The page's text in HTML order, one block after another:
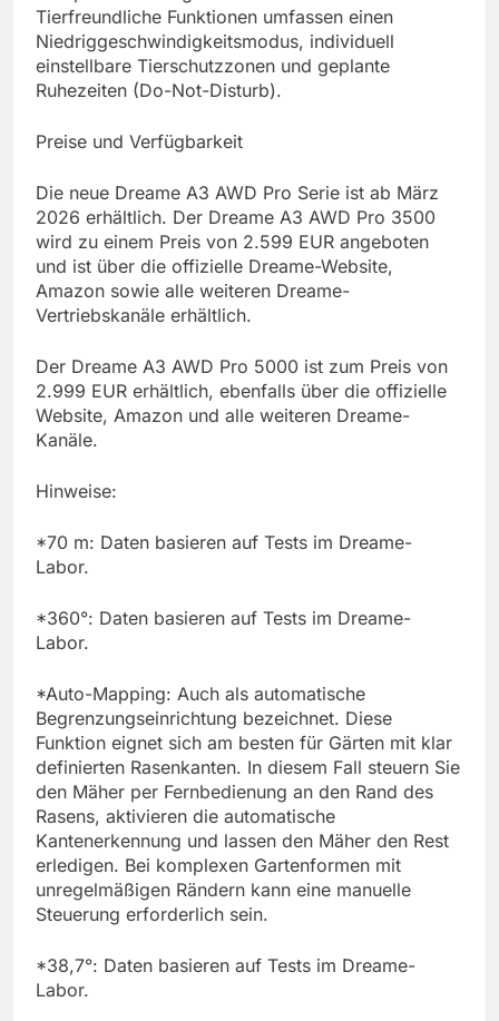
Tierfreundliche Funktionen umfassen einen
Niedriggeschwindigkeitsmodus, individuell
einstellbare Tierschutzzonen und geplante
Ruhezeiten (Do-Not-Disturb).
Preise und Verfügbarkeit
Die neue Dreame A3 AWD Pro Serie ist ab März
2026 erhältlich. Der Dreame A3 AWD Pro 3500
wird zu einem Preis von 2.599 EUR angeboten
und ist über die offizielle Dreame-Website,
Amazon sowie alle weiteren Dreame-
Vertriebskanäle erhältlich.
Der Dreame A3 AWD Pro 5000 ist zum Preis von
2.999 EUR erhältlich, ebenfalls über die offizielle
Website, Amazon und alle weiteren Dreame-
Kanäle.
Hinweise:
*70 m: Daten basieren auf Tests im Dreame-
Labor.
*360°: Daten basieren auf Tests im Dreame-
Labor.
*Auto-Mapping: Auch als automatische
Begrenzungseinrichtung bezeichnet. Diese
Funktion eignet sich am besten für Gärten mit klar
definierten Rasenkanten. In diesem Fall steuern Sie
den Mäher per Fernbedienung an den Rand des
Rasens, aktivieren die automatische
Kantenerkennung und lassen den Mäher den Rest
erledigen. Bei komplexen Gartenformen mit
unregelmäßigen Rändern kann eine manuelle
Steuerung erforderlich sein.
*38,7°: Daten basieren auf Tests im Dreame-
Labor.